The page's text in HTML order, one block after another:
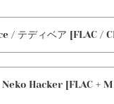
/ テディベア [FLAC /
Hacker [FLAC +